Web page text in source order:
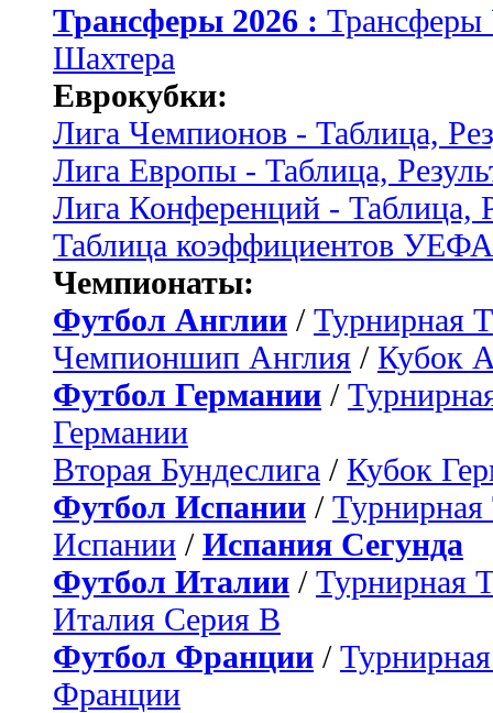
Трансферы 2026 :
Шахтера
Еврокубки:
Лига Чемпионов - Таблица,
Лига Европы - Таблица,
Лига Конференций - Таблица,
Таблица коэффициентов УЕФА
Чемпионаты:
Футбол Англии / Турнирная
Чемпионшип Англия / Кубок
Футбол Германии /
Германии
Вторая Бундеслига / Кубок
Футбол Испании / Турнирная
Испании / Испания Сегунда
Футбол Италии / Турнирная
Италия Серия B
Футбол Франции /
Франции